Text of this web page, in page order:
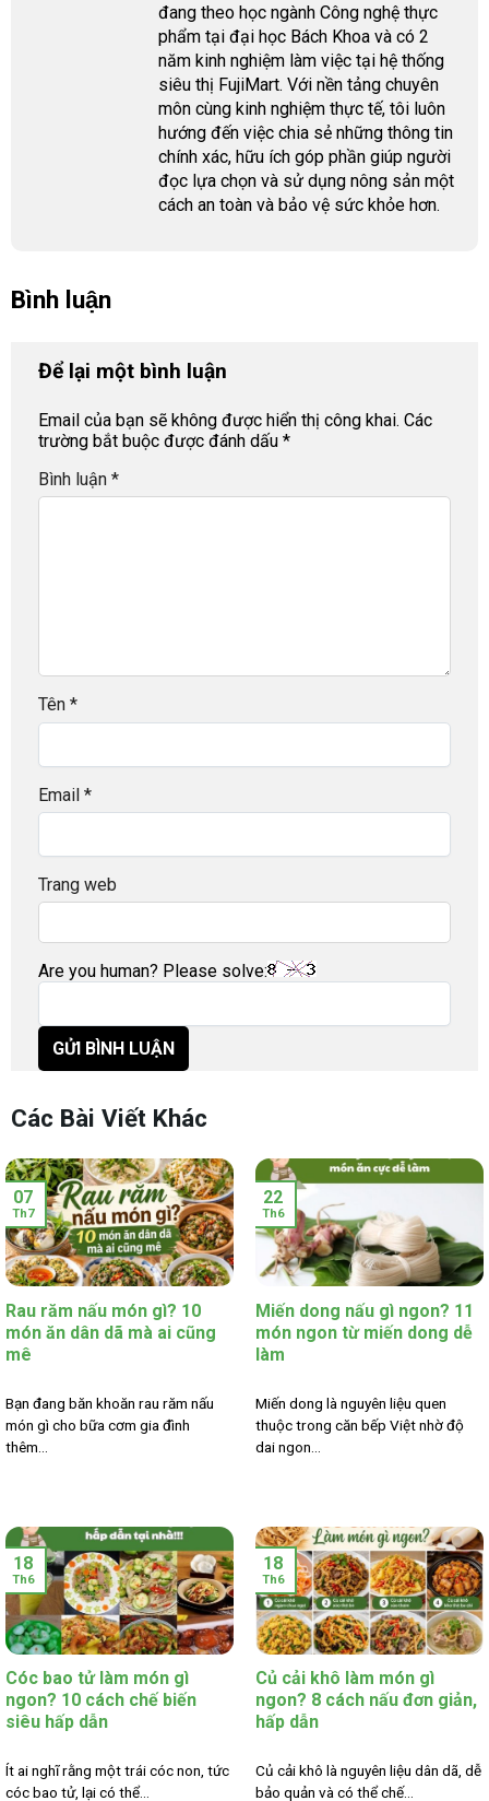
đang theo học ngành Công nghệ thực
phẩm tại đại học Bách Khoa và có 2
năm kinh nghiệm làm việc tại hệ thống
siêu thị FujiMart. Với nền tảng chuyên
môn cùng kinh nghiệm thực tế, tôi luôn
hướng đến việc chia sẻ những thông tin
chính xác, hữu ích góp phần giúp người
đọc lựa chọn và sử dụng nông sản một
cách an toàn và bảo vệ sức khỏe hơn.
Bình luận
Để lại một bình luận
Email của bạn sẽ không được hiển thị công khai. Các
trường bắt buộc được đánh dấu *
Bình luận *
Tên *
Email *
Trang web
Are you human? Please solve:
Các Bài Viết Khác
Rau răm nấu món gì? 10
món ăn dân dã mà ai cũng
mê
Bạn đang băn khoăn rau răm nấu
món gì cho bữa cơm gia đình
thêm...
07
Th7
Miến dong nấu gì ngon? 11
món ngon từ miến dong dễ
làm
Miến dong là nguyên liệu quen
thuộc trong căn bếp Việt nhờ độ
dai ngon...
22
Th6
Cóc bao tử làm món gì
ngon? 10 cách chế biến
siêu hấp dẫn
Ít ai nghĩ rằng một trái cóc non, tức
cóc bao tử, lại có thể...
18
Th6
Củ cải khô làm món gì
ngon? 8 cách nấu đơn giản,
hấp dẫn
Củ cải khô là nguyên liệu dân dã, dễ
bảo quản và có thể chế...
18
Th6